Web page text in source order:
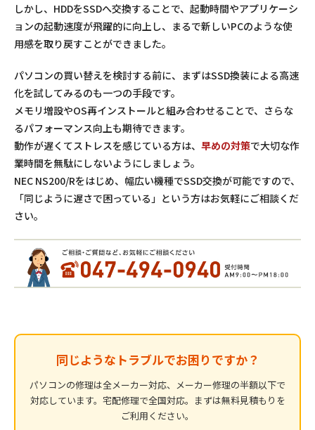
しかし、 HDDをSSDへ交換することで、起動時間やアプリケーシ
ョンの起動速度が飛躍的に向上し、まるで新しいPCのような使
用感を取り戻すことができました。
パソコンの買い替えを検討する前に、まずはSSD換装による高速
化を試してみるのも一つの手段です。
メモリ増設やOS再インストールと組み合わせることで、さらな
るパフォーマンス向上も期待できます。
動作が遅くてストレスを感じている方は、 早めの対策で大切な作
業時間を無駄にしないようにしましょう。
NEC NS200/Rをはじめ、幅広い機種でSSD交換が可能ですので、
「同じように遅さで困っている」という方はお気軽にご相談くだ
さい。
同じようなトラブルでお困りですか？
パソコンの修理は全メーカー対応、メーカー修理の半額以下で
対応しています。宅配修理で全国対応。まずは無料見積もりを
ご利用ください。